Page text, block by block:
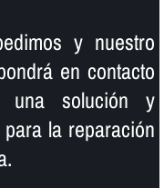
y nuestro
en contacto
una solución y
la reparación